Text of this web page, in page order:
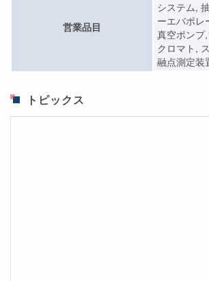
営業品目
システム,
ーエバポレ
真空ポンプ
クロマト,
融点測定
トピックス